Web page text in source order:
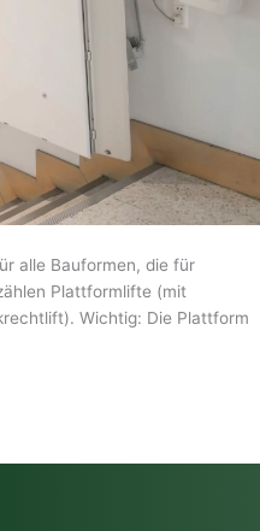
alle Bauformen, die für
Plattformlifte (mit
Wichtig: Die Plattform